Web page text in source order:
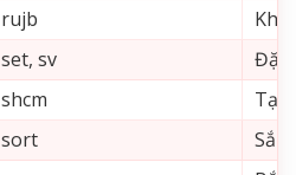
rujb
set, sv
Đặt
shcm
Tạo
sort
Sắp